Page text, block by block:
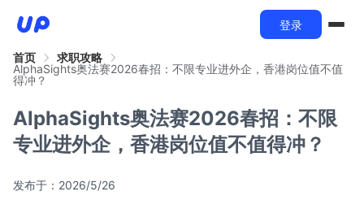
登录
首页
求职攻略
AlphaSights奥法赛2026春招：不限专业进外企，香港岗位值不值
得冲？
AlphaSights奥法赛2026春招：不限
专业进外企，香港岗位值不值得冲？
发布于： 2026/5/26